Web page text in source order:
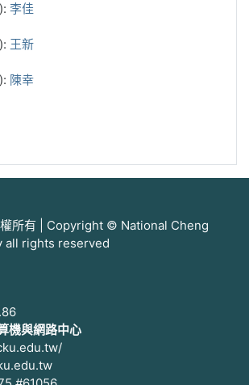
李佳
王新
陳幸
權所有 | Copyright © National Cheng
all rights reserved
機與網路中心